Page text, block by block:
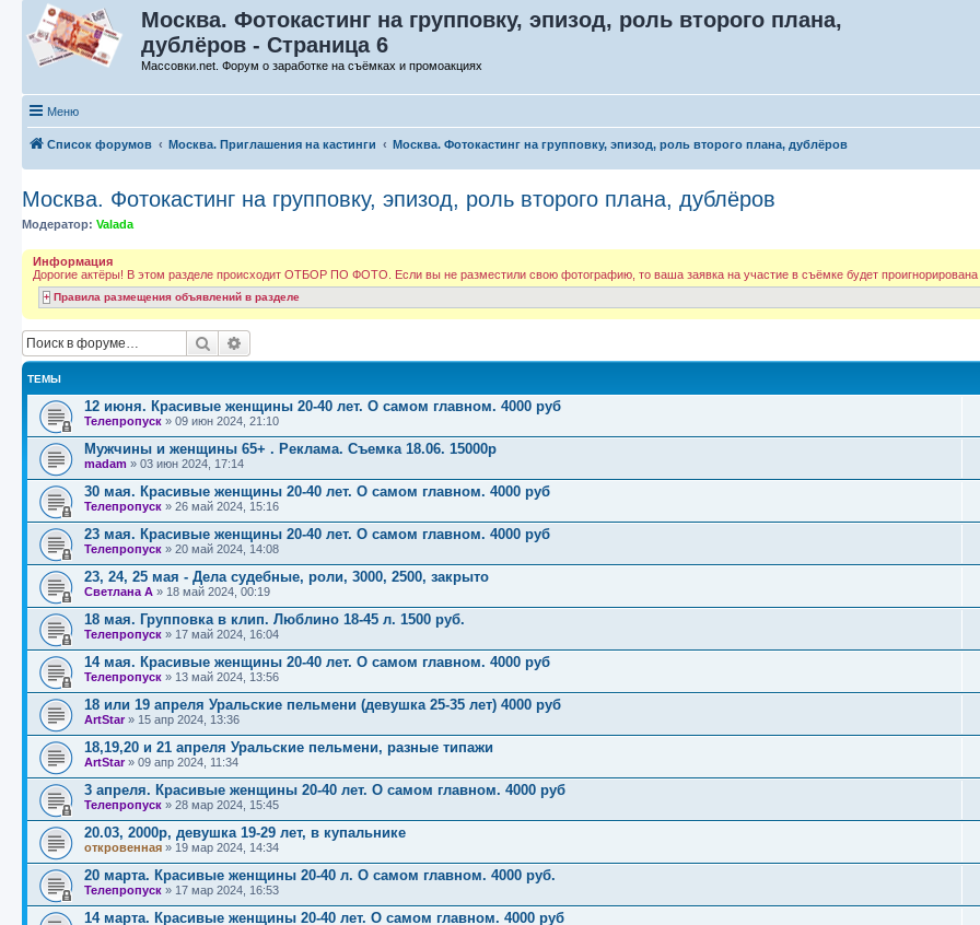
Москва. Фотокастинг на групповку, эпизод, роль второго плана,
дублёров - Страница 6
Массовки.net. Форум о заработке на съёмках и промоакциях
Меню
Список форумов Москва. Приглашения на кастинги Москва. Фотокастинг на групповку, эпизод, роль второго плана, дублёров
Москва. Фотокастинг на групповку, эпизод, роль второго плана, дублёров
Модератор: Valada
Информация
Дорогие актёры! В этом разделе происходит ОТБОР ПО ФОТО. Если вы не разместили свою фотографию, то ваша заявка на участие в съёмке будет проигнорирована
Правила размещения объявлений в разделе
Поиск
ТЕМЫ
12 июня. Красивые женщины 20-40 лет. О самом главном. 4000 руб
Телепропуск » 09 июн 2024, 21:10
Мужчины и женщины 65+ . Реклама. Съемка 18.06. 15000р
madam » 03 июн 2024, 17:14
30 мая. Красивые женщины 20-40 лет. О самом главном. 4000 руб
Телепропуск » 26 май 2024, 15:16
23 мая. Красивые женщины 20-40 лет. О самом главном. 4000 руб
Телепропуск » 20 май 2024, 14:08
23, 24, 25 мая - Дела судебные, роли, 3000, 2500, закрыто
Светлана А » 18 май 2024, 00:19
18 мая. Групповка в клип. Люблино 18-45 л. 1500 руб.
Телепропуск » 17 май 2024, 16:04
14 мая. Красивые женщины 20-40 лет. О самом главном. 4000 руб
Телепропуск » 13 май 2024, 13:56
18 или 19 апреля Уральские пельмени (девушка 25-35 лет) 4000 руб
ArtStar» 15 апр 2024, 13:36
18,19,20 и 21 апреля Уральские пельмени, разные типажи
ArtStar» 09 апр 2024, 11:34
3 апреля. Красивые женщины 20-40 лет. О самом главном. 4000 руб
Телепропуск » 28 мар 2024, 15:45
20.03, 2000р, девушка 19-29 лет, в купальнике
откровенная » 19 мар 2024, 14:34
20 марта. Красивые женщины 20-40 л. О самом главном. 4000 руб.
Телепропуск » 17 мар 2024, 16:53
14 марта. Красивые женщины 20-40 лет. О самом главном. 4000 руб